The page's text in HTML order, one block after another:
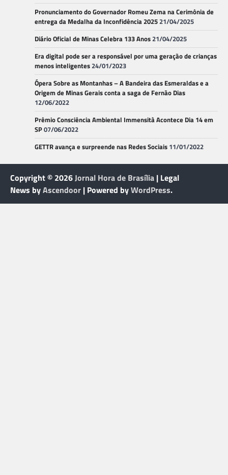
Pronunciamento do Governador Romeu Zema na Cerimônia de
entrega da Medalha da Inconfidência 202521/04/2025
Diário Oficial de Minas Celebra 133 Anos21/04/2025
Era digital pode ser a responsável por uma geração de crianças
menos inteligentes24/01/2023
Ópera Sobre as Montanhas – A Bandeira das Esmeraldas e a
Origem de Minas Gerais conta a saga de Fernão Dias
12/06/2022
Prêmio Consciência Ambiental Immensità Acontece Dia 14 em
SP07/06/2022
GETTR avança e surpreende nas Redes Sociais 11/01/2022
Copyright © 2026Jornal Hora de Brasília | Legal
News byAscendoor | Powered byWordPress.